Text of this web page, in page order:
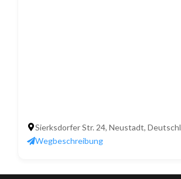
Sierksdorfer Str. 24, Neustadt,
Wegbeschreibung